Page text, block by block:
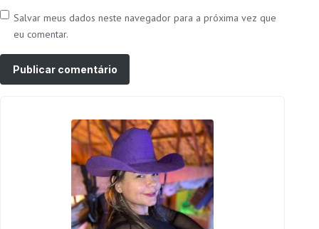
Salvar meus dados neste navegador para a próxima vez que
eu comentar.